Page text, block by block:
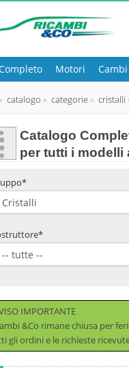
Motori Cambi
catalogo categorie cristalli
Catalogo
per tutti i modelli
IMPORTANTE
&Co rimane chiusa per
gli ordini e le richieste